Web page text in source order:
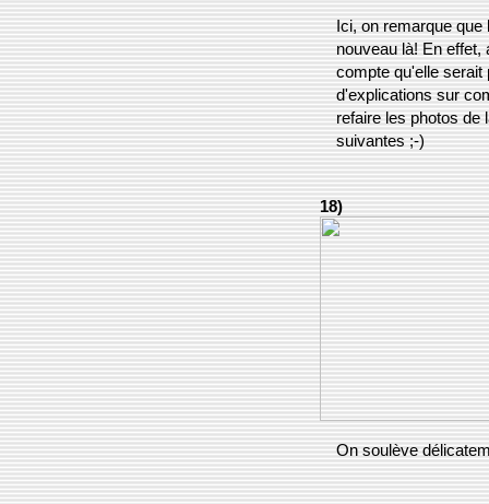
Ici, on remarque
nouveau là! En effet,
compte qu'elle
d'explications sur
refaire les photos de
suivantes ;-)
18)
On soulève